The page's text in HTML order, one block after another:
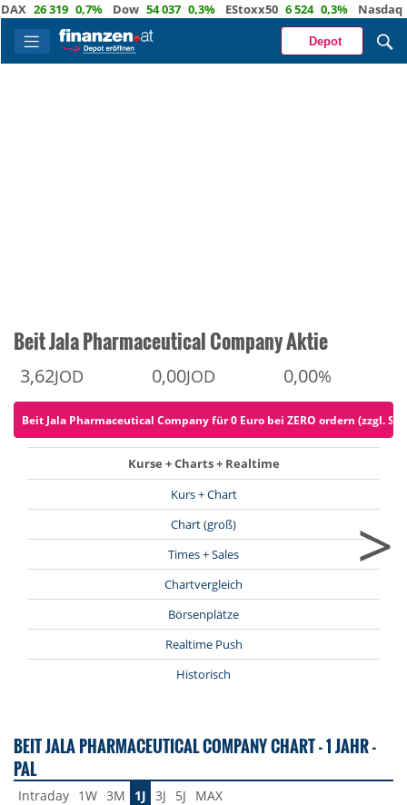
26 319 0,7% Dow 54 037 0,3% EStoxx50 6 524 0,3% Nasdaq 29
Depot
Beit Jala Pharmaceutical Company Aktie
3,62JOD 0,00JOD 0,00%
Beit Jala Pharmaceutical Company für 0 Euro bei ZERO ordern (zzgl.
Kurse + Charts + Realtime
Kurs + Chart
Chart (groß)
Times + Sales
Chartvergleich
Börsenplätze
Realtime Push
Historisch
>
BEIT JALA PHARMACEUTICAL COMPANY CHART - 1 JAHR -
PAL
Intraday 1W 3M 1J 3J 5J MAX